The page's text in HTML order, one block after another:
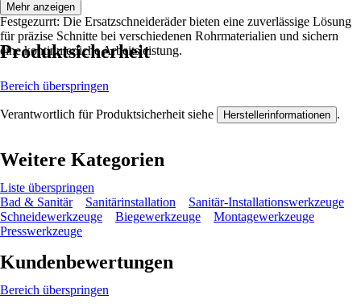
Festgezurrt: Die Ersatzschneideräder bieten eine zuverlässige Lösung
für präzise Schnitte bei verschiedenen Rohrmaterialien und sichern
eine kontinuierliche Arbeitsleistung.
Mehr anzeigen
Produktsicherheit
Bereich überspringen
Verantwortlich für Produktsicherheit siehe Herstellerinformationen .
Weitere Kategorien
Liste überspringen
Bad & Sanitär
Sanitärinstallation
Sanitär-Installationswerkzeuge
Schneidewerkzeuge
Biegewerkzeuge
Montagewerkzeuge
Presswerkzeuge
Kundenbewertungen
Bereich überspringen